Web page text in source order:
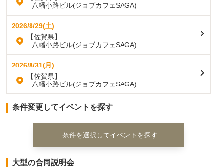
八幡小路ビル(ジョブカフェSAGA)
2026/8/29(土)
【佐賀県】
八幡小路ビル(ジョブカフェSAGA)
2026/8/31(月)
【佐賀県】
八幡小路ビル(ジョブカフェSAGA)
条件変更してイベントを探す
条件を選択してイベントを探す
大型の合同説明会